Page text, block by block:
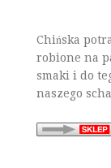
Chińska
robione na
smaki i do
naszego